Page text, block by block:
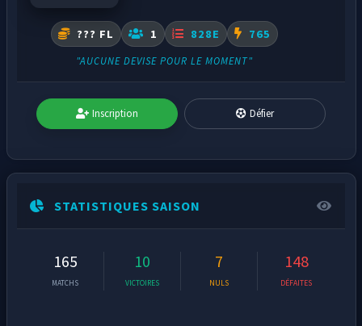
??? FL 1 828E 765
"AUCUNE DEVISE POUR LE MOMENT"
Inscription Défier
STATISTIQUES SAISON
165
MATCHS
10
VICTOIRES
7
NULS
148
DÉFAITES